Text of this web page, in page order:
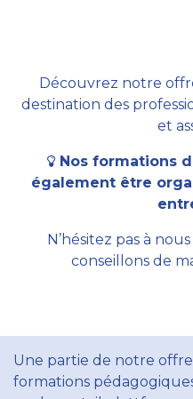
Découvrez notre
destination des
et
Nos formations
également être
N’hésitez pas à
conseillons de
Une partie de notre
formations